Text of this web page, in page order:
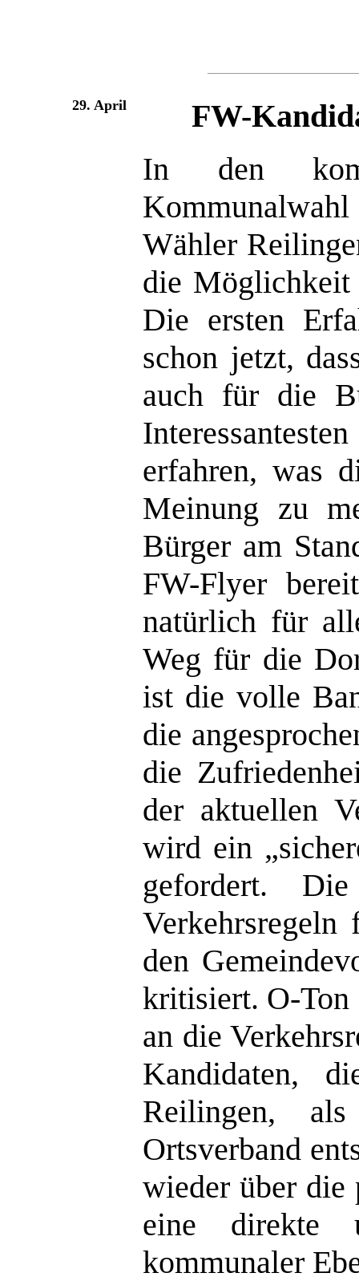
29. April FW-
In den
Wähler
die Möglichkeit
Die ersten
schon jetzt,
auch für die
erfahren, was
Meinung zu
Bürger am
FW-Flyer
natürlich für
Weg für die
ist die volle
die
die
der aktuellen
wird ein
gefordert.
Verkehrsregeln
den
kritisiert. O-Ton
an die
Kandidaten,
Reilingen,
Ortsverband
wieder über
eine direkte
kommunaler